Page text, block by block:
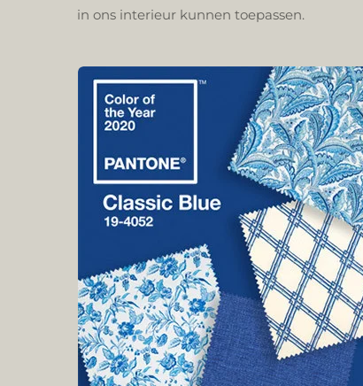
in ons interieur kunnen toepassen.